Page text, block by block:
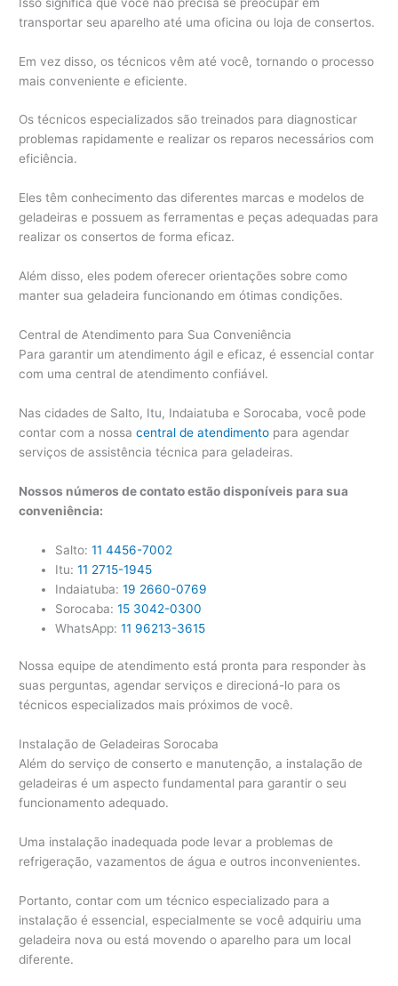
transportar seu aparelho até uma oficina ou loja de consertos.
Em vez disso, os técnicos vêm até você, tornando o processo
mais conveniente e eficiente.
Os técnicos especializados são treinados para diagnosticar
problemas rapidamente e realizar os reparos necessários com
eficiência.
Eles têm conhecimento das diferentes marcas e modelos de
geladeiras e possuem as ferramentas e peças adequadas para
realizar os consertos de forma eficaz.
Além disso, eles podem oferecer orientações sobre como
manter sua geladeira funcionando em ótimas condições.
Central de Atendimento para Sua Conveniência
Para garantir um atendimento ágil e eficaz, é essencial contar
com uma central de atendimento confiável.
Nas cidades de Salto, Itu, Indaiatuba e Sorocaba, você pode
contar com a nossacentral de atendimento para agendar
serviços de assistência técnica para geladeiras.
Nossos números de contato estão disponíveis para sua
conveniência:
Salto:11 4456-7002
Itu:11 2715-1945
Indaiatuba:19 2660-0769
Sorocaba:15 3042-0300
WhatsApp:11 96213-3615
Nossa equipe de atendimento está pronta para responder às
suas perguntas, agendar serviços e direcioná-lo para os
técnicos especializados mais próximos de você.
Instalação de Geladeiras Sorocaba
Além do serviço de conserto e manutenção, a instalação de
geladeiras é um aspecto fundamental para garantir o seu
funcionamento adequado.
Uma instalação inadequada pode levar a problemas de
refrigeração, vazamentos de água e outros inconvenientes.
Portanto, contar com um técnico especializado para a
instalação é essencial, especialmente se você adquiriu uma
geladeira nova ou está movendo o aparelho para um local
diferente.